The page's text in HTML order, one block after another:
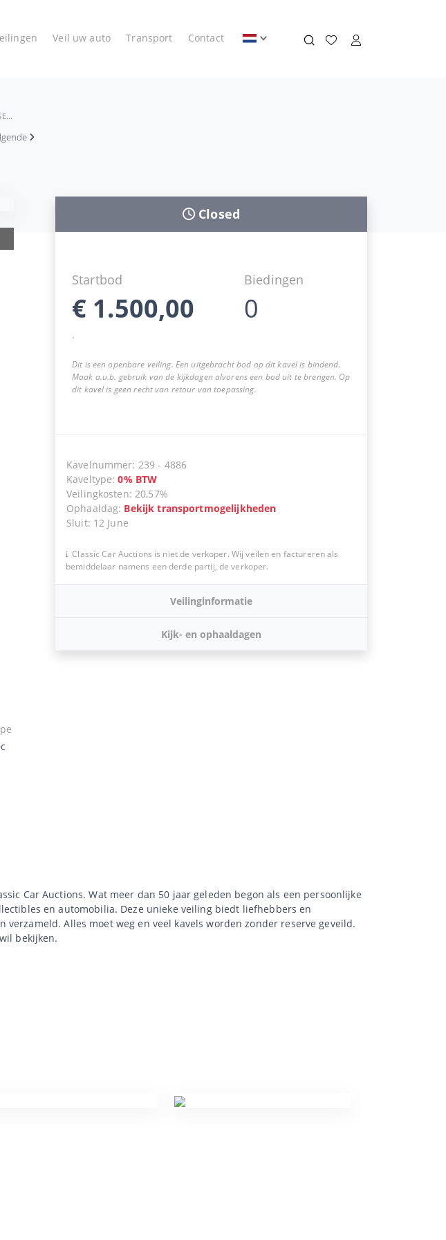
Veil uw auto Transport Contact
Closed
Startbod
€ 1.500,00
Biedingen
0
.
Dit is een openbare veiling. Een uitgebracht bod op dit kavel is bindend.
Maak a.u.b. gebruik van de kijkdagen alvorens een bod uit te brengen. Op
dit kavel is geen recht van retour van toepassing.
Kavelnummer: 239 - 4886
Kaveltype:0% BTW
Veilingkosten: 20,57%
Ophaaldag: Bekijk transportmogelijkheden
Sluit: 12 June
Classic Car Auctions is niet de verkoper. Wij veilen en factureren als
bemiddelaar namens een derde partij, de verkoper.
Veilinginformatie
Kijk- en ophaaldagen
Car Auctions. Wat meer dan 50 jaar geleden begon als een persoonlijke
en automobilia. Deze unieke veiling biedt liefhebbers en
Alles moet weg en veel kavels worden zonder reserve geveild.
bekijken.